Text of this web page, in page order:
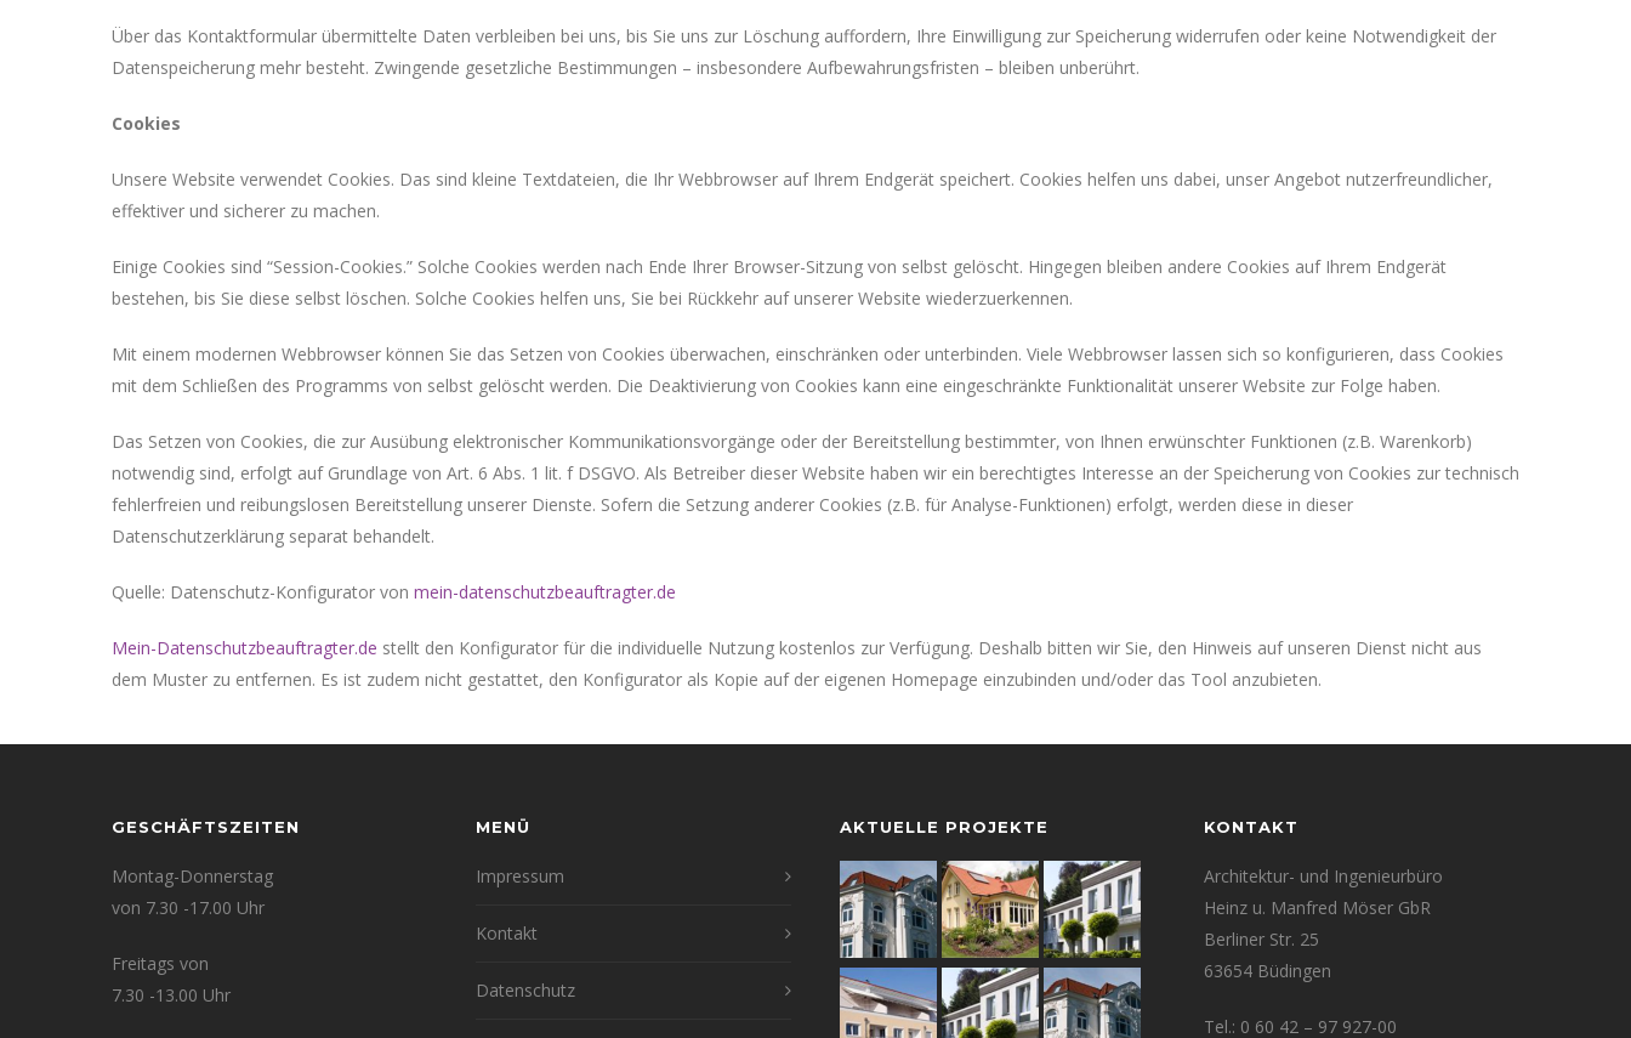
Über das Kontaktformular übermittelte Daten verbleiben bei uns, bis Sie uns zur Löschung auffordern, Ihre Einwilligung zur Speicherung widerrufen oder keine Notwendigkeit der
Datenspeicherung mehr besteht. Zwingende gesetzliche Bestimmungen – insbesondere Aufbewahrungsfristen – bleiben unberührt.
Cookies
Unsere Website verwendet Cookies. Das sind kleine Textdateien, die Ihr Webbrowser auf Ihrem Endgerät speichert. Cookies helfen uns dabei, unser Angebot nutzerfreundlicher,
effektiver und sicherer zu machen.
Einige Cookies sind “Session-Cookies.” Solche Cookies werden nach Ende Ihrer Browser-Sitzung von selbst gelöscht. Hingegen bleiben andere Cookies auf Ihrem Endgerät
bestehen, bis Sie diese selbst löschen. Solche Cookies helfen uns, Sie bei Rückkehr auf unserer Website wiederzuerkennen.
Mit einem modernen Webbrowser können Sie das Setzen von Cookies überwachen, einschränken oder unterbinden. Viele Webbrowser lassen sich so konfigurieren, dass Cookies
mit dem Schließen des Programms von selbst gelöscht werden. Die Deaktivierung von Cookies kann eine eingeschränkte Funktionalität unserer Website zur Folge haben.
Das Setzen von Cookies, die zur Ausübung elektronischer Kommunikationsvorgänge oder der Bereitstellung bestimmter, von Ihnen erwünschter Funktionen (z.B. Warenkorb)
notwendig sind, erfolgt auf Grundlage von Art. 6 Abs. 1 lit. f DSGVO. Als Betreiber dieser Website haben wir ein berechtigtes Interesse an der Speicherung von Cookies zur technisch
fehlerfreien und reibungslosen Bereitstellung unserer Dienste. Sofern die Setzung anderer Cookies (z.B. für Analyse-Funktionen) erfolgt, werden diese in dieser
Datenschutzerklärung separat behandelt.
Quelle: Datenschutz-Konfigurator von mein-datenschutzbeauftragter.de
Mein-Datenschutzbeauftragter.de stellt den Konfigurator für die individuelle Nutzung kostenlos zur Verfügung. Deshalb bitten wir Sie, den Hinweis auf unseren Dienst nicht aus
dem Muster zu entfernen. Es ist zudem nicht gestattet, den Konfigurator als Kopie auf der eigenen Homepage einzubinden und/oder das Tool anzubieten.
GESCHÄFTSZEITEN
Montag-Donnerstag
von 7.30 -17.00 Uhr
Freitags von
7.30 -13.00 Uhr
MENÜ
Impressum
Kontakt
Datenschutz
AKTUELLE PROJEKTE KONTAKT
Architektur- und Ingenieurbüro
Heinz u. Manfred Möser GbR
Berliner Str. 25
63654 Büdingen
Tel.: 0 60 42 – 97 927-00